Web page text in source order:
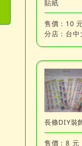
貼紙
售價： 10
分店： 台中
售價：8 元